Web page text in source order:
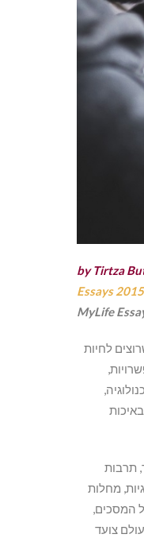
by Tirtza
Essays 2015
MyLife
לחיות
תרבות
מחלות
המסכים,
צועד